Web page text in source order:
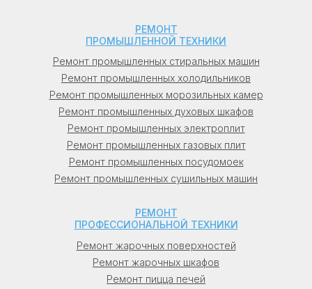
Самарканде (Самарканд).
Кыргызстан: в Бишкеке (Бишкек), в Оше
(Ош).
Молдова: в Кишиневе (Кишинев), в
Бельцы, в Тирасполе (Тирасполь).
РЕМОНТ
ПРОМЫШЛЕННОЙ ТЕХНИКИ
Ремонт промышленных стиральных машин
Ремонт промышленных холодильников
Ремонт промышленных морозильных камер
Ремонт промышленных духовых шкафов
Ремонт промышленных электроплит
Ремонт промышленных газовых плит
Ремонт промышленных посудомоек
Ремонт промышленных сушильных машин
РЕМОНТ
ПРОФЕССИОНАЛЬНОЙ ТЕХНИКИ
Ремонт жарочных поверхностей
Ремонт жарочных шкафов
Ремонт пицца печей